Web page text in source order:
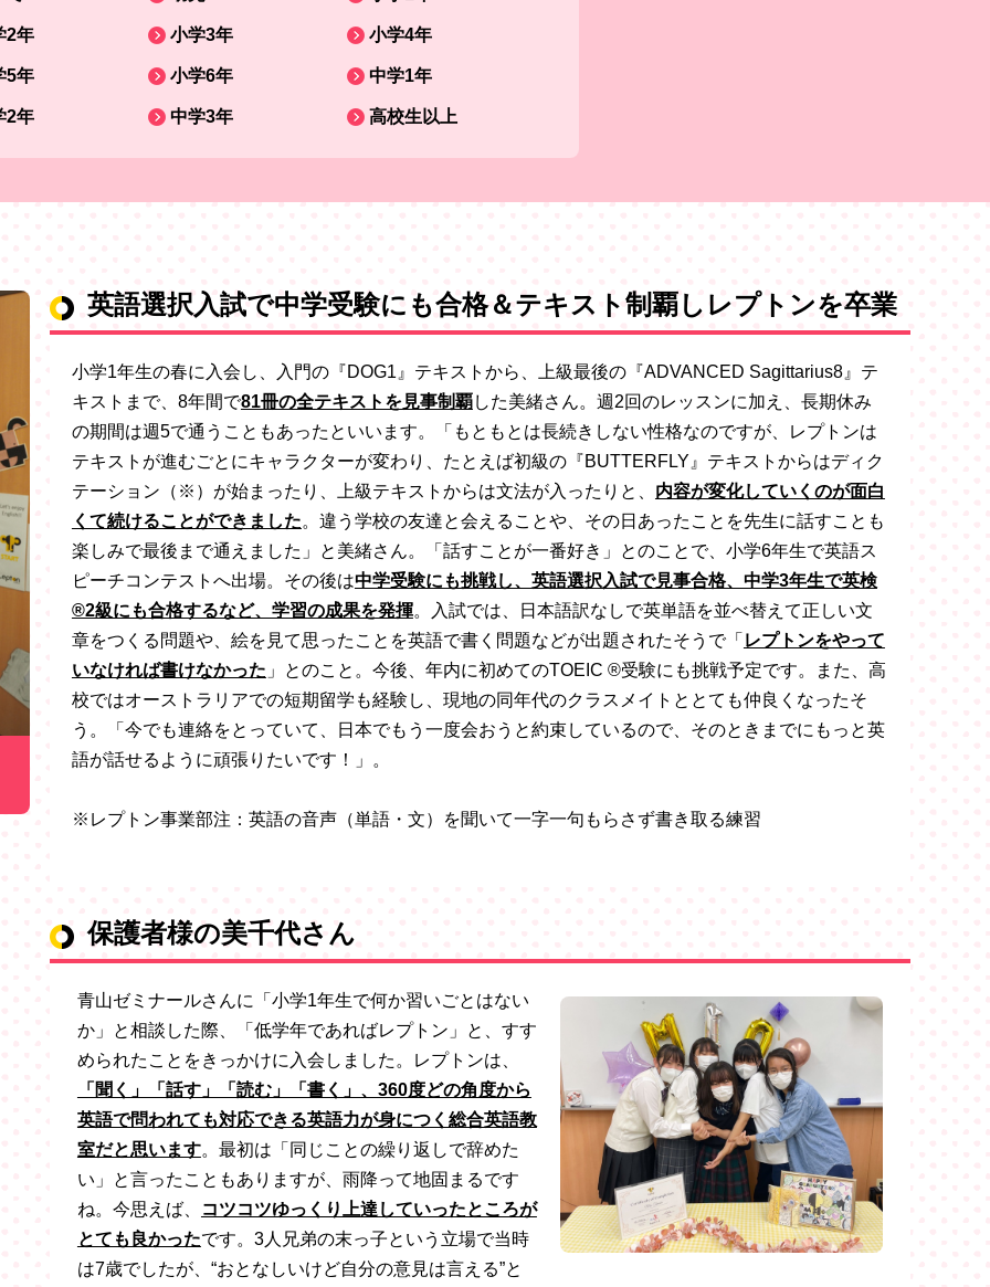
2年 小学3年 小学4年
5年 小学6年 中学1年
2年 中学3年 高校生以上
英語選択入試で中学受験にも合格＆テキスト制覇しレプトンを卒業
小学1年生の春に入会し、入門の『DOG1』テキストから、上級最後の『ADVANCED Sagittarius8』テ
キストまで、8年間で81冊の全テキストを見事制覇した美緒さん。週2回のレッスンに加え、長期休み
の期間は週5で通うこともあったといいます。「もともとは長続きしない性格なのですが、レプトンは
テキストが進むごとにキャラクターが変わり、たとえば初級の『BUTTERFLY』テキストからはディク
テーション（※）が始まったり、上級テキストからは文法が入ったりと、 内容が変化していくのが面白
くて続けることができました。違う学校の友達と会えることや、その日あったことを先生に話すことも
楽しみで最後まで通えました」と美緒さん。「話すことが一番好き」とのことで、小学6年生で英語ス
ピーチコンテストへ出場。その後は中学受験にも挑戦し、英語選択入試で見事合格、中学3年生で英検
®2級にも合格するなど、学習の成果を発揮。入試では、日本語訳なしで英単語を並べ替えて正しい文
章をつくる問題や、絵を見て思ったことを英語で書く問題などが出題されたそうで「 レプトンをやって
いなければ書けなかった 」とのこと。今後、年内に初めてのTOEIC ®︎受験にも挑戦予定です。また、高
校ではオーストラリアでの短期留学も経験し、現地の同年代のクラスメイトととても仲良くなったそ
う。「今でも連絡をとっていて、日本でもう一度会おうと約束しているので、そのときまでにもっと英
語が話せるように頑張りたいです！」。
※レプトン事業部注：英語の音声（単語・文）を聞いて一字一句もらさず書き取る練習
保護者様の美千代さん
青山ゼミナールさんに「小学1年生で何か習いごとはない
か」と相談した際、「低学年であればレプトン」と、すす
められたことをきっかけに入会しました。レプトンは、
「聞く」「話す」「読む」「書く」、360度どの角度から
英語で問われても対応できる英語力が身につく総合英語教
室だと思います。最初は「同じことの繰り返しで辞めた
い」と言ったこともありますが、雨降って地固まるです
ね。今思えば、
コツコツゆっくり上達していったところが
とても良かったです。3人兄弟の末っ子という立場で当時
は7歳でしたが、“おとなしいけど自分の意見は言える”と